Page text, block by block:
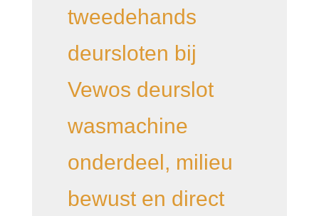
tweedehands
deursloten bij
Vewos deurslot
wasmachine
onderdeel, milieu
bewust en direct